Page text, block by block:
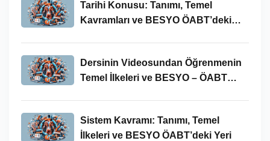
Tarihi Konusu: Tanımı, Temel
Kavramları ve BESYO ÖABT’deki
Dersinin Videosundan Öğrenmenin
Temel İlkeleri ve BESYO – ÖABT
Sistem Kavramı: Tanımı, Temel
İlkeleri ve BESYO ÖABT’deki Yeri